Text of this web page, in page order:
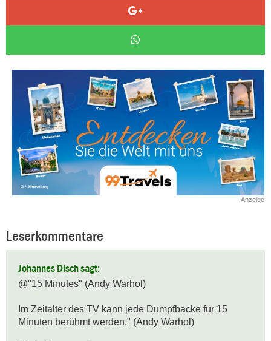
Anzeige
Leserkommentare
Johannes Disch sagt:
@"15 Minutes" (Andy Warhol)
Im Zeitalter des TV kann jede Dumpfbacke für 15
Minuten berühmt werden." (Andy Warhol)